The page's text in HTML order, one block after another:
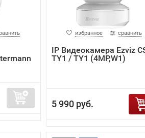
избранное сравнить
IP Видеокамера Ezviz
TY1 / TY1 (4MP,W1)
5 990 руб.